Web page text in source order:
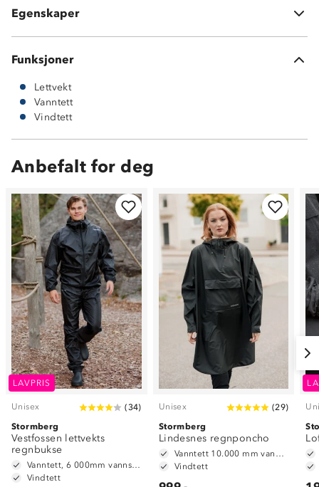
Egenskaper
2,5 lags skallkvalitet
Funksjoner
Lettvekt
Vanntett
Vindtett
Anbefalt for deg
LAVPRIS
Unisex (34)
Stormberg
Vestfossen lettvekts
regnbukse
Vindtett
Unisex (29)
Stormberg
Lindesnes regnponcho
Vindtett